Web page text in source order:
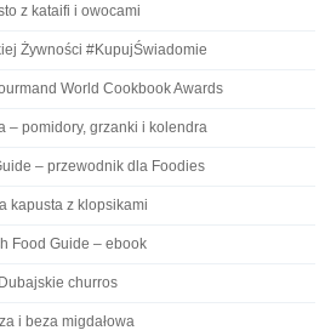
z kataifi i owocami
Żywności #KupujŚwiadomie
World Cookbook Awards
– pomidory, grzanki i kolendra
– przewodnik dla Foodies
kapusta z klopsikami
Food Guide – ebook
Dubajskie churros
i beza migdałowa